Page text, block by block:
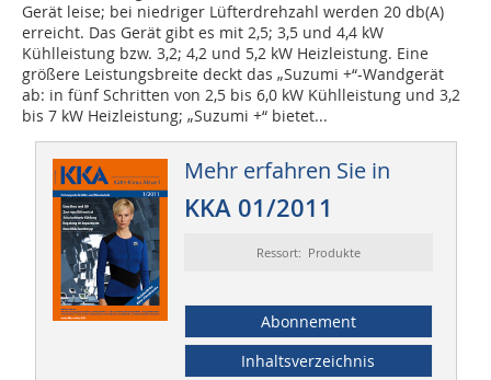
Gerät leise; bei niedriger Lüfterdrehzahl werden 20 db(A)
erreicht. Das Gerät gibt es mit 2,5; 3,5 und 4,4 kW
Kühlleistung bzw. 3,2; 4,2 und 5,2 kW Heizleistung. Eine
größere Leis­tungsbreite deckt das „Suzumi +“-Wandgerät
ab: in fünf Schritten von 2,5 bis 6,0 kW Kühlleistung und 3,2
bis 7 kW Heizleistung; „Suzumi +“ bietet...
Mehr erfahren Sie in
KKA 01/2011
Ressort: Produkte
Abonnement
Inhaltsverzeichnis